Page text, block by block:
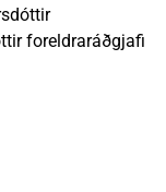
foreldraráðgjafi